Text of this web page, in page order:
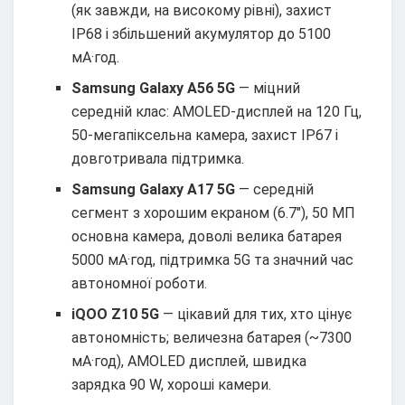
(як завжди, на високому рівні), захист
IP68 і збільшений акумулятор до 5100
мА·год.
Samsung Galaxy A56 5G — міцний
середній клас: AMOLED-дисплей на 120 Гц,
50-мегапіксельна камера, захист IP67 і
довготривала підтримка.
Samsung Galaxy A17 5G — середній
сегмент з хорошим екраном (6.7″), 50 МП
основна камера, доволі велика батарея
5000 мА·год, підтримка 5G та значний час
автономної роботи.
iQOO Z10 5G — цікавий для тих, хто цінує
автономність; величезна батарея (~7300
мА·год), AMOLED дисплей, швидка
зарядка 90 W, хороші камери.